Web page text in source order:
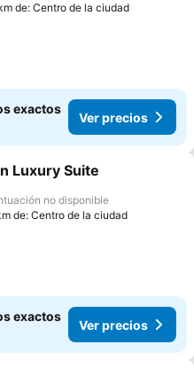
de: Centro de la ciudad
exactos
Ver precios
a favoritos
Luxury Suite
no disponible
de: Centro de la ciudad
exactos
Ver precios